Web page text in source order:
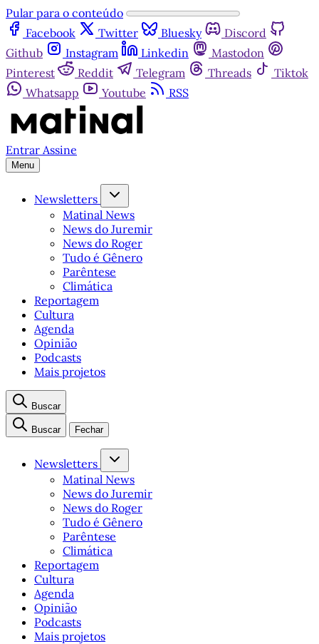
Pular para o conteúdo
Facebook
Twitter Bluesky
Discord
Github
Instagram Linkedin
Mastodon
Pinterest
Reddit Telegram Threads
Tiktok
Whatsapp
Youtube RSS
Entrar Assine
Menu
Newsletters
Matinal News
News do Juremir
News do Roger
Tudo é Gênero
Parêntese
Climática
Reportagem
Cultura
Agenda
Opinião
Podcasts
Mais projetos
Buscar
Buscar Fechar
Newsletters
Matinal News
News do Juremir
News do Roger
Tudo é Gênero
Parêntese
Climática
Reportagem
Cultura
Agenda
Opinião
Podcasts
Mais projetos